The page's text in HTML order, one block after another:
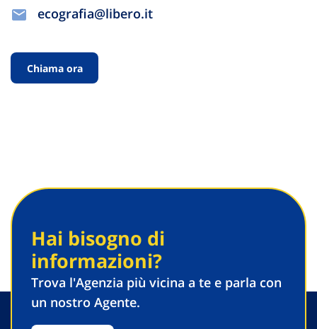
ecografia@libero.it
Chiama ora
Hai bisogno di
informazioni?
Trova l'Agenzia più vicina a te e parla con
un nostro Agente.